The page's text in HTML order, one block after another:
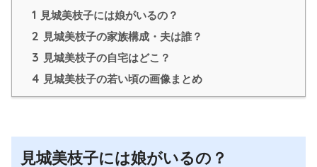
1 見城美枝子には娘がいるの？
2 見城美枝子の家族構成・夫は誰？
3 見城美枝子の自宅はどこ？
4 見城美枝子の若い頃の画像まとめ
見城美枝子には娘がいるの？